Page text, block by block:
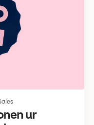
ur